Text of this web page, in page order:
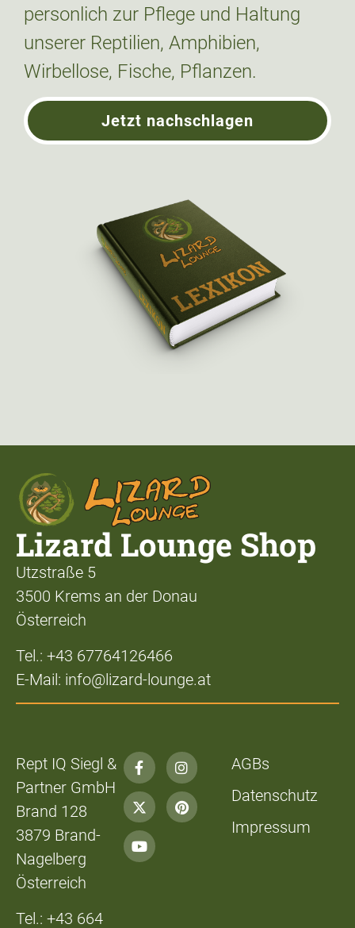
personlich zur Pflege und Haltung
unserer Reptilien, Amphibien,
Wirbellose, Fische, Pflanzen.
Jetzt nachschlagen
Lizard Lounge Shop
Utzstraße 5
3500 Krems an der Donau
Österreich
Tel.: +43 67764126466
E-Mail: info@lizard-lounge.at
Rept IQ Siegl &
Partner GmbH
Brand 128
3879 Brand-
Nagelberg
Österreich
Tel.: +43 664
AGBs
Datenschutz
Impressum